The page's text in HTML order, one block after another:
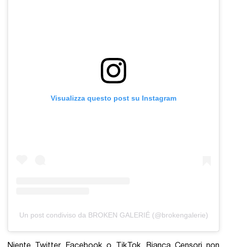
Visualizza questo post su Instagram
Un post condiviso da BROKEN GALERIÉ (@brokengalerie)